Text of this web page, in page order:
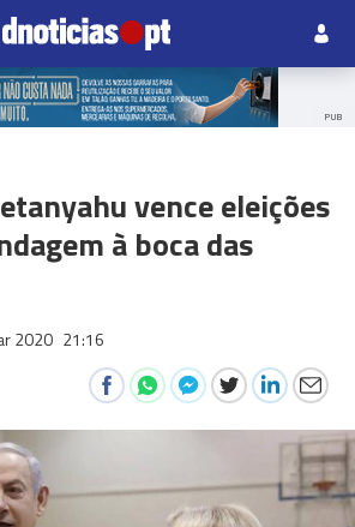
PUB
vence eleições
à boca das
2020 21:16